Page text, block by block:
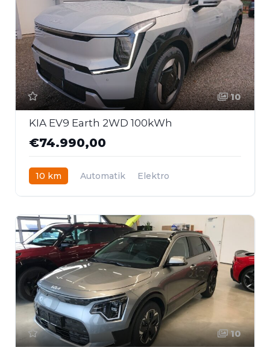
10
KIA EV9 Earth 2WD 100kWh
€74.990,00
10 km Automatik
Elektro
10